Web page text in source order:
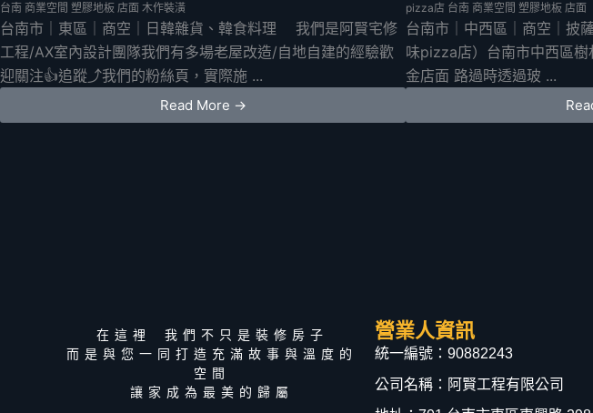
台南 商業空間 塑膠地板 店面 木作裝潢
台南市｜東區｜商空｜日韓雜貨、韓食料理 我們是阿賢宅修
工程/AX室內設計團隊我們有多場老屋改造/自地自建的經驗歡
迎關注👍追蹤⤴️我們的粉絲頁，實際施 ...
Read More →
pizza店 台南 商業空間 塑膠地板 店面
台南市｜中西區｜商空｜
味pizza店）台南市中西區
金店面 路過時透過玻 ...
在這裡 我們不只是裝修房子
而是與您一同打造充滿故事與溫度的
空間
讓家成為最美的歸屬
營業人資訊
統一編號：90882243
公司名稱：阿賢工程有限公司